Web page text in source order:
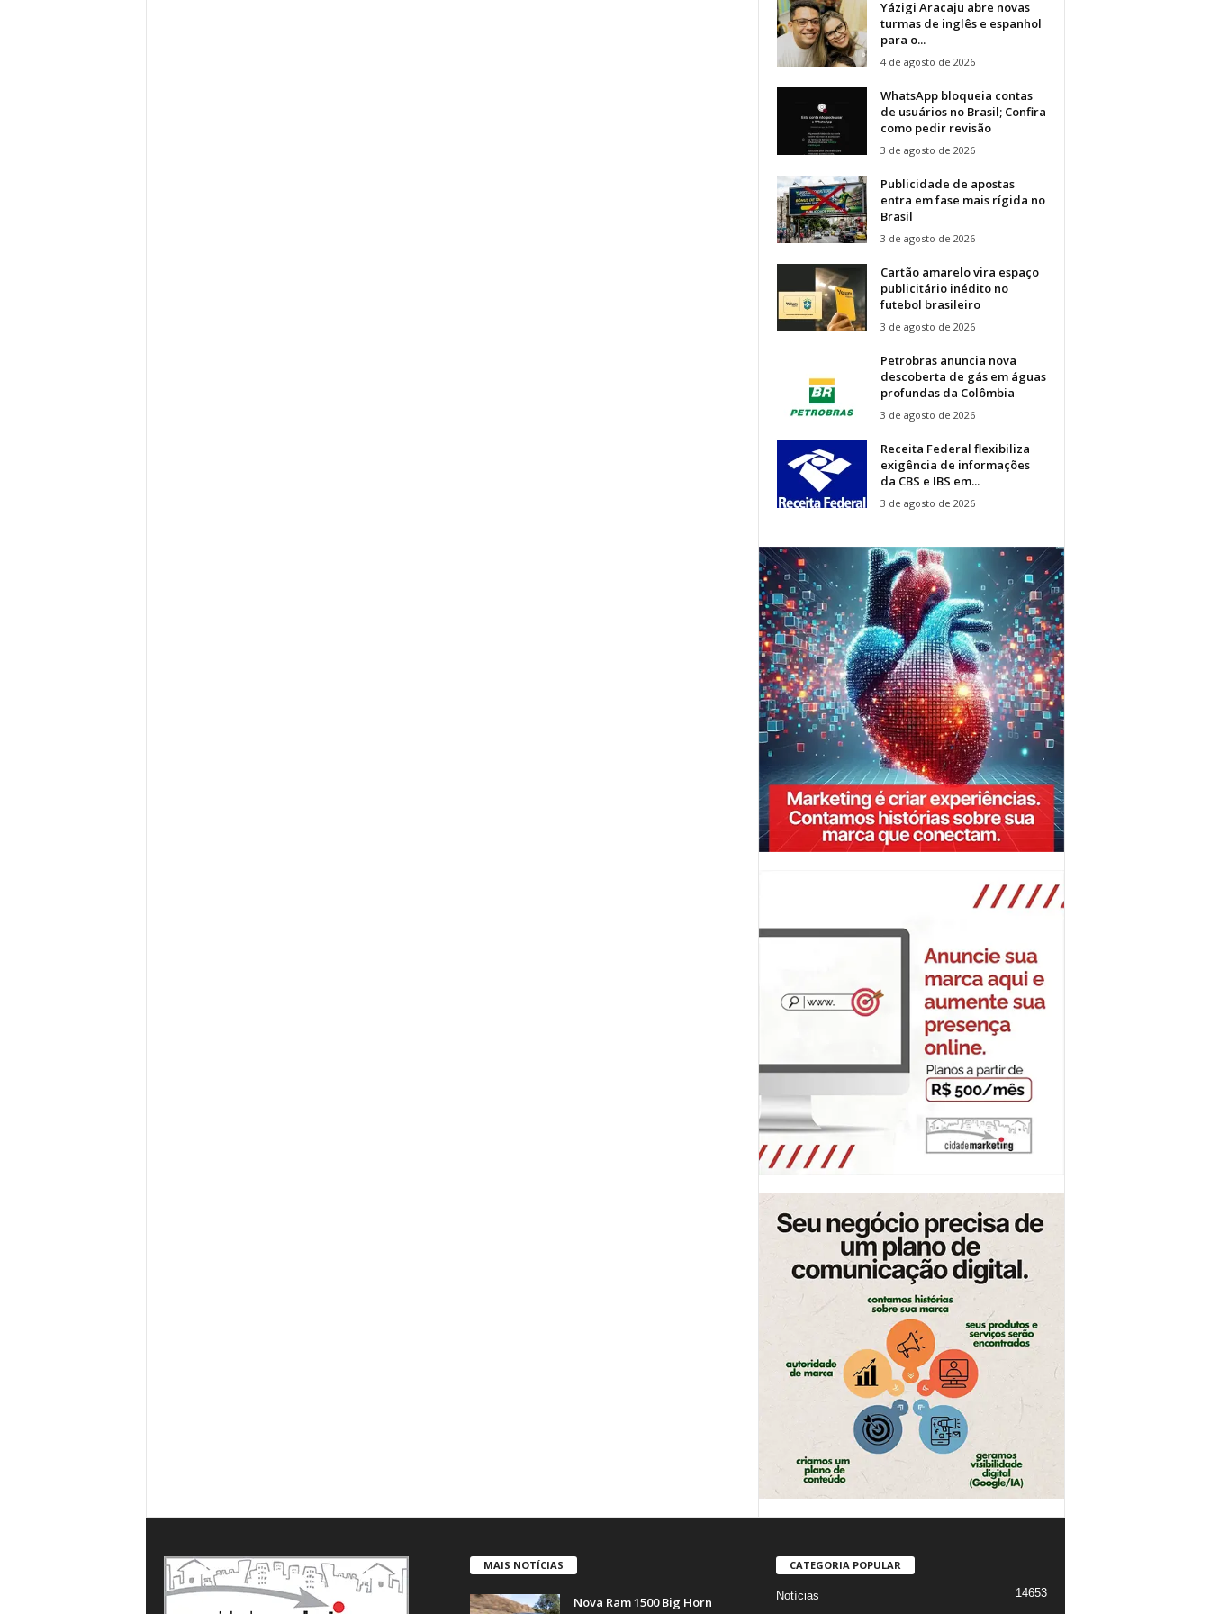
Yázigi Aracaju abre novas
turmas de inglês e espanhol
para o...
4 de agosto de 2026
WhatsApp bloqueia contas
de usuários no Brasil; Confira
como pedir revisão
3 de agosto de 2026
Publicidade de apostas
entra em fase mais rígida no
Brasil
3 de agosto de 2026
Cartão amarelo vira espaço
publicitário inédito no
futebol brasileiro
3 de agosto de 2026
Petrobras anuncia nova
descoberta de gás em águas
profundas da Colômbia
3 de agosto de 2026
Receita Federal flexibiliza
exigência de informações
da CBS e IBS em...
3 de agosto de 2026
MAIS NOTÍCIAS
Nova Ram 1500 Big Horn
CATEGORIA POPULAR
Notícias
14653